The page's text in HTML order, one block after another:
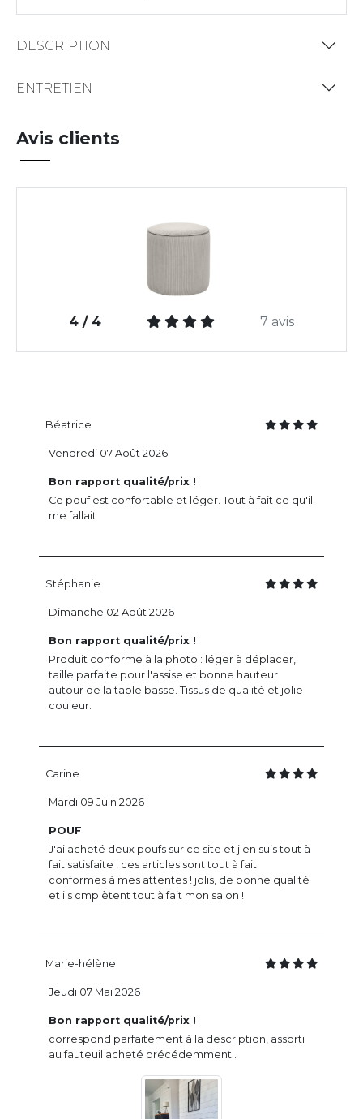
DESCRIPTION
ENTRETIEN
Avis clients
4 / 4 7 avis
Béatrice
Bon rapport qualité/prix !
Ce pouf est confortable et léger. Tout à fait ce qu'il
me fallait
Vendredi 07 Août 2026
Stéphanie
Bon rapport qualité/prix !
Produit conforme à la photo : léger à déplacer,
taille parfaite pour l'assise et bonne hauteur
autour de la table basse. Tissus de qualité et jolie
couleur.
Dimanche 02 Août 2026
Carine
POUF
J'ai acheté deux poufs sur ce site et j'en suis tout à
fait satisfaite ! ces articles sont tout à fait
conformes à mes attentes ! jolis, de bonne qualité
et ils cmplètent tout à fait mon salon !
Mardi 09 Juin 2026
Marie-hélène
Bon rapport qualité/prix !
correspond parfaitement à la description, assorti
au fauteuil acheté précédemment .
Jeudi 07 Mai 2026